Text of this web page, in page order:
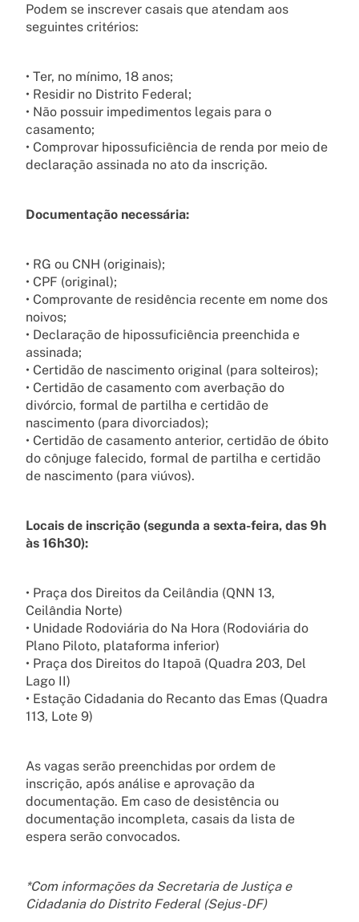
Podem se inscrever casais que atendam aos
seguintes critérios:
• Ter, no mínimo, 18 anos;
• Residir no Distrito Federal;
• Não possuir impedimentos legais para o
casamento;
• Comprovar hipossuficiência de renda por meio de
declaração assinada no ato da inscrição.
Documentação necessária:
• RG ou CNH (originais);
• CPF (original);
• Comprovante de residência recente em nome dos
noivos;
• Declaração de hipossuficiência preenchida e
assinada;
• Certidão de nascimento original (para solteiros);
• Certidão de casamento com averbação do
divórcio, formal de partilha e certidão de
nascimento (para divorciados);
• Certidão de casamento anterior, certidão de óbito
do cônjuge falecido, formal de partilha e certidão
de nascimento (para viúvos).
Locais de inscrição (segunda a sexta-feira, das 9h
às 16h30):
• Praça dos Direitos da Ceilândia (QNN 13,
Ceilândia Norte)
• Unidade Rodoviária do Na Hora (Rodoviária do
Plano Piloto, plataforma inferior)
• Praça dos Direitos do Itapoã (Quadra 203, Del
Lago II)
• Estação Cidadania do Recanto das Emas (Quadra
113, Lote 9)
As vagas serão preenchidas por ordem de
inscrição, após análise e aprovação da
documentação. Em caso de desistência ou
documentação incompleta, casais da lista de
espera serão convocados.
*Com informações da Secretaria de Justiça e
Cidadania do Distrito Federal (Sejus-DF)